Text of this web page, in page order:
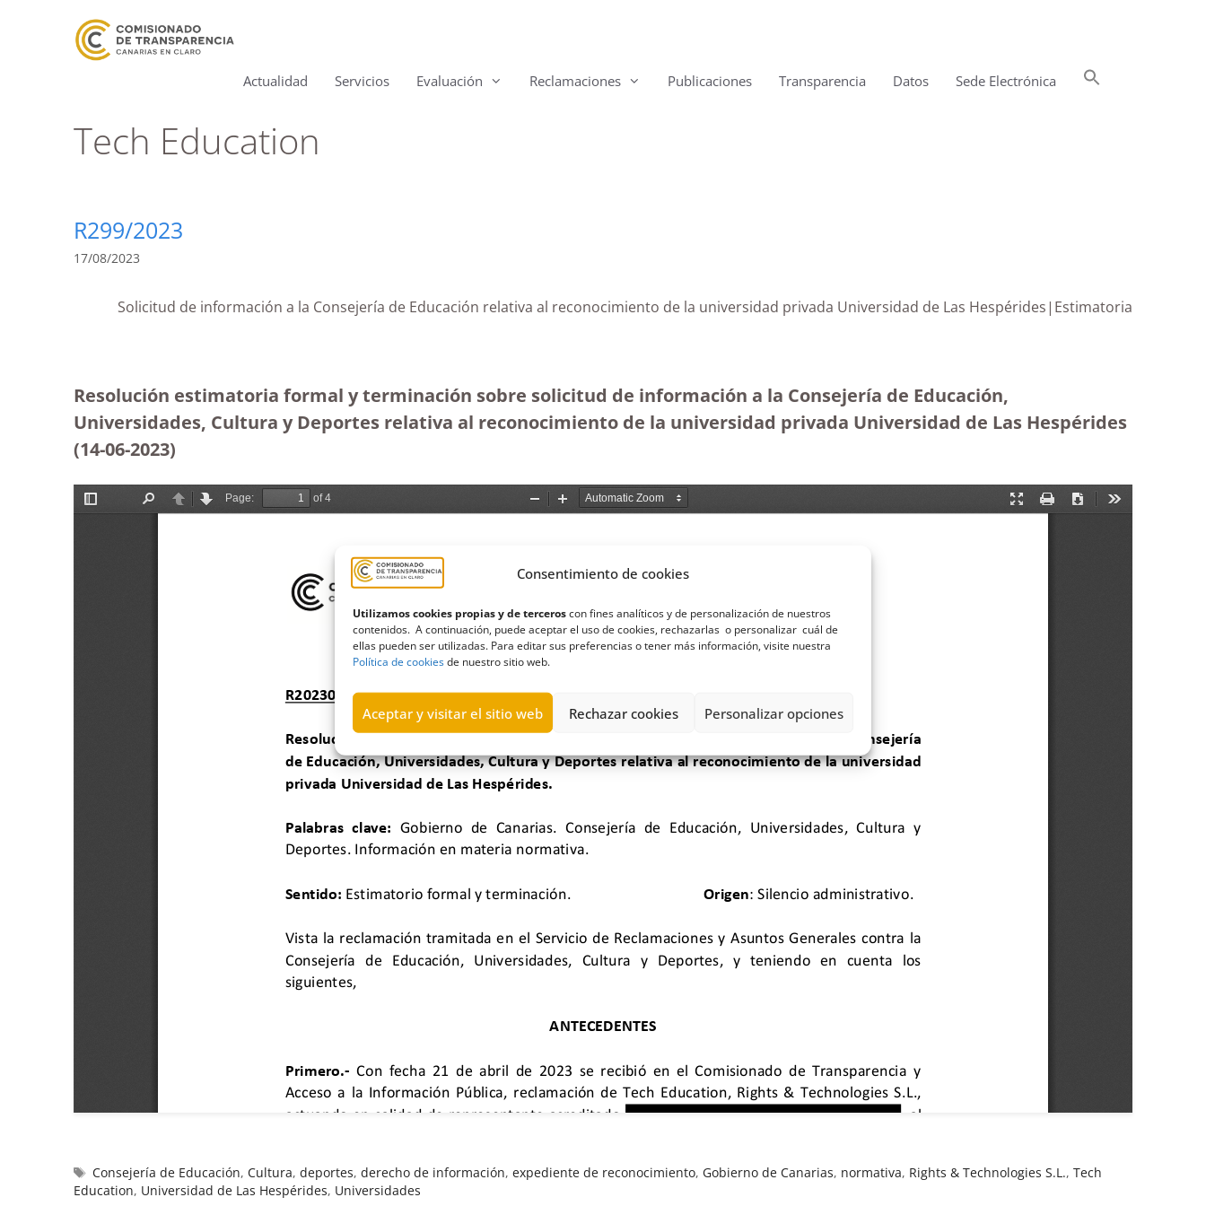
Consentimiento de cookies
Utilizamos cookies propias y de terceroscon fines analíticos y de personalización de nuestros
contenidos. A continuación, puede aceptar el uso de cookies, rechazarlas o personalizar cuál de
ellas pueden ser utilizadas. Para editar sus preferencias o tener más información, visite nuestra
Política de cookiesde nuestro sitio web.
Aceptar y visitar el sitio web Rechazar cookies Personalizar opciones
Actualidad Servicios Evaluación Reclamaciones Publicaciones Transparencia Datos Sede Electrónica
Tech Education
R299/2023
17/08/2023
Solicitud de información a la Consejería de Educación relativa al reconocimiento de la universidad privada Universidad de Las Hespérides|Estimatoria
Resolución estimatoria formal y terminación sobre solicitud de información a la Consejería de Educación,
Universidades, Cultura y Deportes relativa al reconocimiento de la universidad privada Universidad de Las Hespérides
(14-06-2023)
Consejería de Educación,Cultura,deportes,derecho de información,expediente de reconocimiento, Gobierno de Canarias, normativa, Rights & Technologies S.L.,Tech
Education, Universidad de Las Hespérides, Universidades